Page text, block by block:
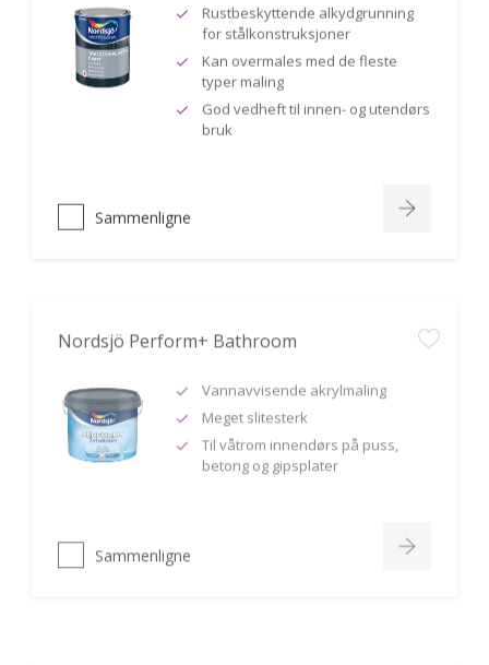
Rustbeskyttende alkydgrunning
for stålkonstruksjoner
Kan overmales med de fleste
typer maling
God vedheft til innen- og utendørs
bruk
Sammenligne
Meget slitesterk
Til våtrom innendørs på puss,
betong og gipsplater